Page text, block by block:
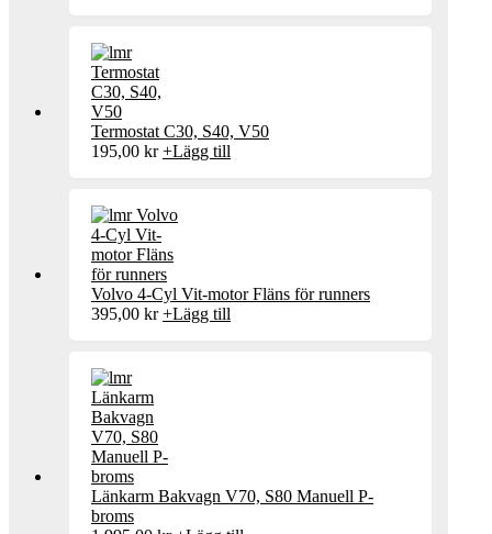
Termostat C30, S40, V50
195,00 kr +Lägg till
Volvo 4-Cyl Vit-motor Fläns för runners
395,00 kr +Lägg till
Länkarm Bakvagn V70, S80 Manuell P-
broms